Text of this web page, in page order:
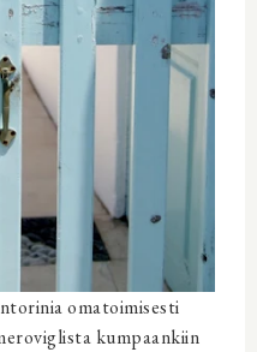
omatoimisesti
kumpaankiin